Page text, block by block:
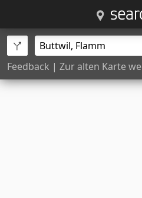
Feedback | Zur alten Karte